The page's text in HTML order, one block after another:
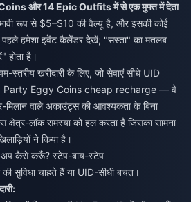
और 14 Epic Outfits में से एक मुफ्त में देता
रूप से $5–$10 की वैल्यू है, और इसकी कोई
हमेशा इवेंट कैलेंडर देखें; "सस्ता" का मतलब
होता है।
स्तरीय खरीदारी के लिए, जो सेवाएं सीधे UID
Party Eggy Coins cheap recharge — वे
मिलान वाले अकाउंट्स की आवश्यकता के बिना
क्षेत्र-लॉक समस्या को हल करता है जिसका सामना
ने किया है।
कैसे करूँ? स्टेप-बाय-स्टेप
सुविधा चाहते हैं या UID-सीधी बचत।